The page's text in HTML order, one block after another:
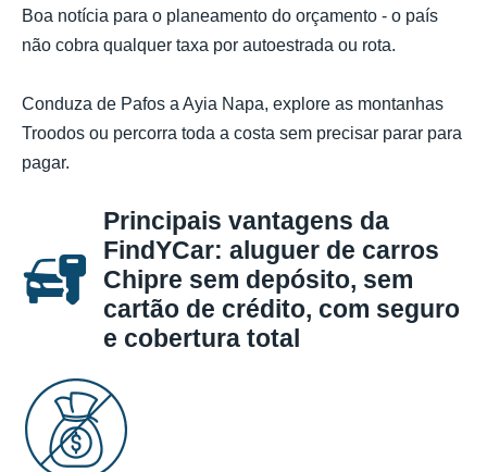
Boa notícia para o planeamento do orçamento - o país
não cobra qualquer taxa por autoestrada ou rota.
Conduza de Pafos a Ayia Napa, explore as montanhas
Troodos ou percorra toda a costa sem precisar parar para
pagar.
Principais vantagens da
FindYCar: aluguer de carros
Chipre sem depósito, sem
cartão de crédito, com seguro
e cobertura total